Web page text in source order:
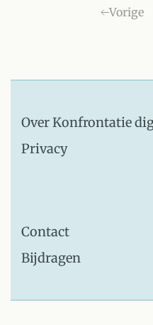
Vorige
Over Konfrontatie
Privacy
Contact
Bijdragen